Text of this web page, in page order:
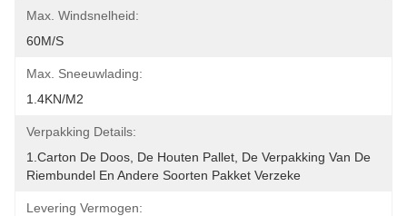
Max. Windsnelheid:
60M/S
Max. Sneeuwlading:
1.4KN/m2
Verpakking Details:
1.Carton De Doos, De Houten Pallet, De Verpakking Van De
Riembundel En Andere Soorten Pakket Verzeke
Levering Vermogen: